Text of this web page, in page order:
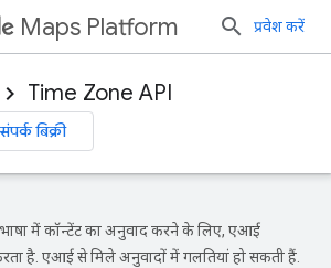
Maps Platform प्रवेश करें
Time Zone API
संपर्क बिक्री
में कॉन्टेंट का अनुवाद करने के लिए, एआई
है. एआई से मिले अनुवादों में गलतियां हो सकती हैं.